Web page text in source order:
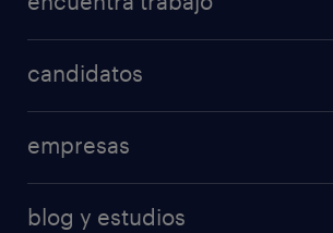
candidatos
empresas
blog y estudios